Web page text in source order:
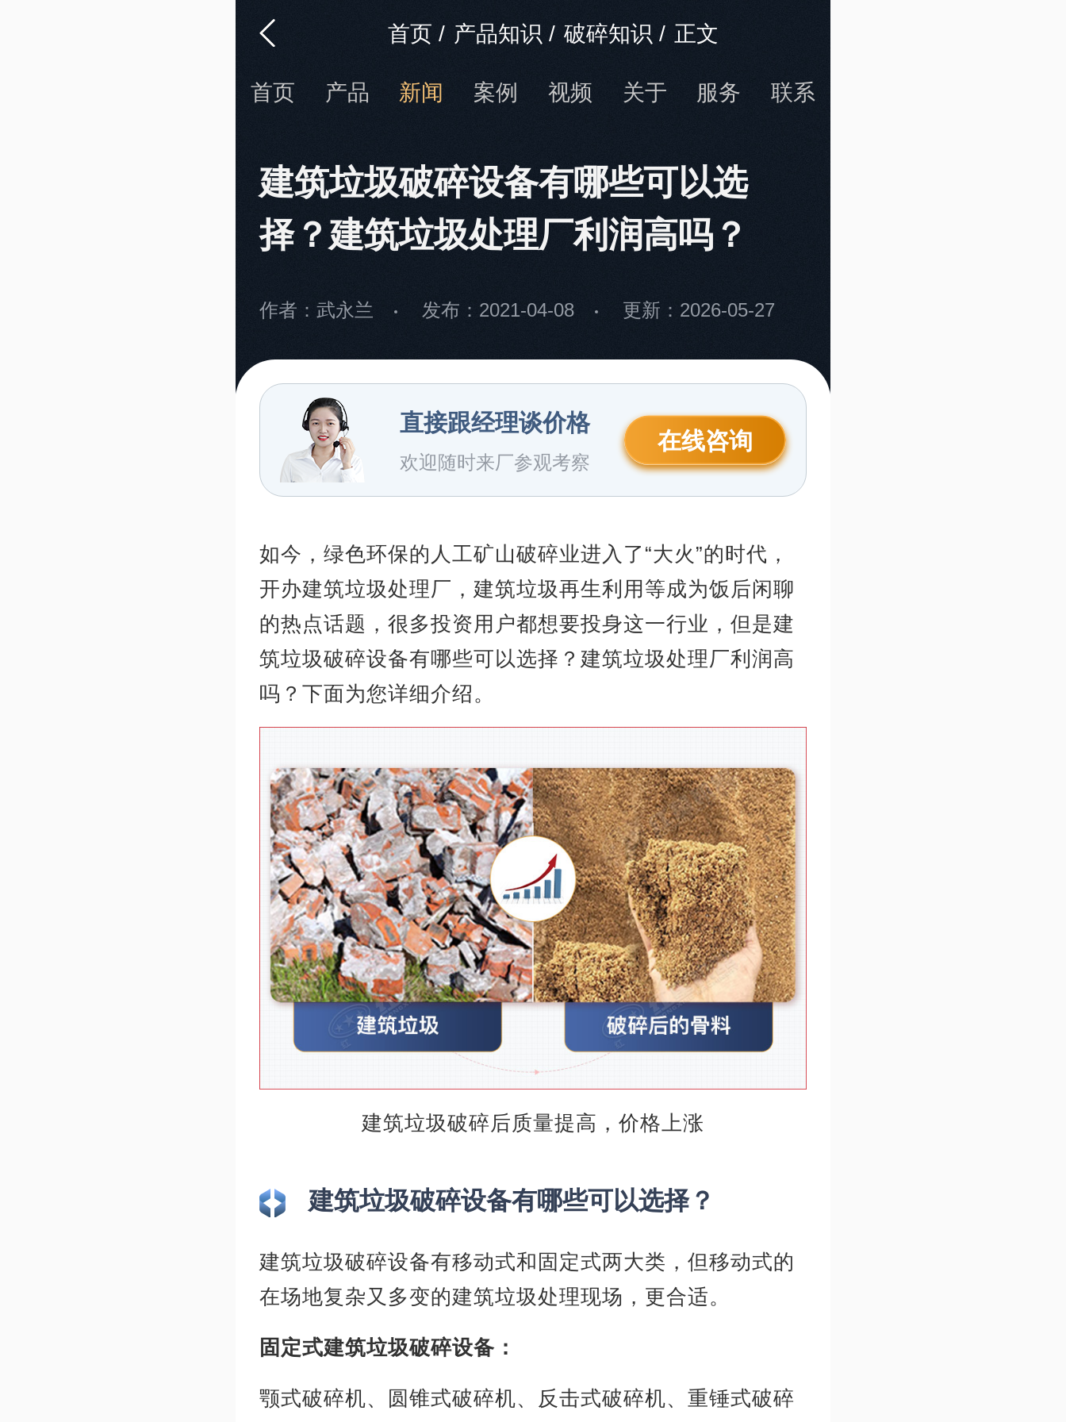
首页 / 产品知识 / 破碎知识 / 正文
首页 产品 新闻 案例 视频 关于 服务 联系
建筑垃圾破碎设备有哪些可以选
择？建筑垃圾处理厂利润高吗？
作者：武永兰 发布：2021-04-08 更新：2026-05-27
直接跟经理谈价格
欢迎随时来厂参观考察
在线咨询
如今，绿色环保的人工矿山破碎业进入了“大火”的时代，
开办建筑垃圾处理厂，建筑垃圾再生利用等成为饭后闲聊
的热点话题，很多投资用户都想要投身这一行业，但是建
筑垃圾破碎设备有哪些可以选择？建筑垃圾处理厂利润高
吗？下面为您详细介绍。
建筑垃圾破碎后质量提高，价格上涨
建筑垃圾破碎设备有哪些可以选择？
建筑垃圾破碎设备有移动式和固定式两大类，但移动式的
在场地复杂又多变的建筑垃圾处理现场，更合适。
固定式建筑垃圾破碎设备：
颚式破碎机、圆锥式破碎机、反击式破碎机、重锤式破碎